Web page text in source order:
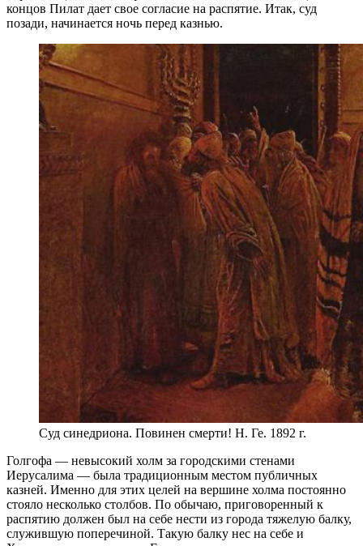
концов Пилат дает свое согласие на распятие. Итак, суд
позади, начинается ночь перед казнью.
Суд синедриона. Повинен смерти! Н. Ге. 1892 г.
Голгофа — невысокий холм за городскими стенами
Иерусалима — была традиционным местом публичных
казней. Именно для этих целей на вершине холма постоянно
стояло несколько столбов. По обычаю, приговоренный к
распятию должен был на себе нести из города тяжелую балку,
служившую поперечиной. Такую балку нес на себе и